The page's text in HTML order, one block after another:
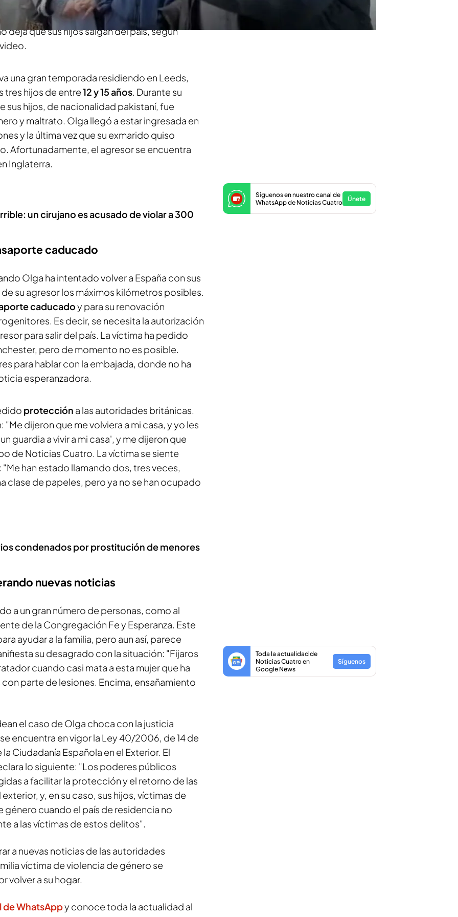
la mano, pero se encuentraatrapada
deja que sus hijos salgan del país, según
una gran temporada residiendo en Leeds,
tres hijos de entre12 y 15 años. Durante su
sus hijos, de nacionalidad pakistaní, fue
y maltrato. Olga llegó a estar ingresada en
y la última vez que su exmarido quiso
Afortunadamente, el agresor se encuentra
Inglaterra.
un cirujano es acusado de violar a 300
caducado
Olga ha intentado volver a España con sus
su agresor los máximos kilómetros posibles.
caducadoy para su renovación
Es decir, se necesita la autorización
para salir del país. La víctima ha pedido
pero de momento no es posible.
para hablar con la embajada, donde no ha
esperanzadora.
protección a las autoridades británicas.
dijeron que me volviera a mi casa, y yo les
guardia a vivir a mi casa', y me dijeron que
de Noticias Cuatro. La víctima se siente
"Me han estado llamando dos, tres veces,
clase de papeles, pero ya no se han ocupado
condenados por prostitución de menores
nuevas noticias
a un gran número de personas, como al
de la Congregación Fe y Esperanza. Este
ayudar a la familia, pero aun así, parece
su desagrado con la situación: "Fijaros
cuando casi mata a esta mujer que ha
parte de lesiones. Encima, ensañamiento
Síguenos en nuestro canal de
WhatsApp de Noticias Cuatro
Únete
el caso de Olga choca con la justicia
encuentra en vigor la Ley 40/2006, de 14 de
Ciudadanía Española en el Exterior. El
lo siguiente: "Los poderes públicos
a facilitar la protección y el retorno de las
y, en su caso, sus hijos, víctimas de
cuando el país de residencia no
a las víctimas de estos delitos".
Toda la actualidad de
Noticias Cuatro en
Google News
Síguenos
a nuevas noticias de las autoridades
víctima de violencia de género se
volver a su hogar.
de WhatsAppy conoce toda la actualidad al